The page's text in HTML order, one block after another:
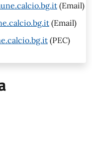
(Email)
(Email)
(PEC)